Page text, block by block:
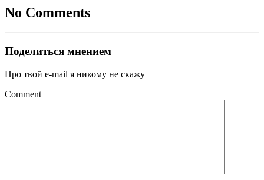
No Comments
Поделиться мнением
Про твой e-mail я никому не скажу
Comment